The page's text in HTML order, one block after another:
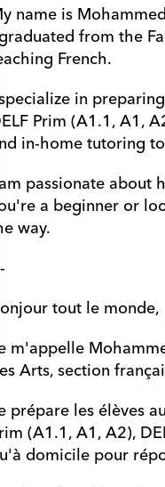
name is
from the
French.
in
Prim (A1.1, A1,
in-home tutoring
passionate about
a beginner or
way.
tout le monde,
m'appelle
Arts, section
prépare les élèves
(A1.1, A1, A2),
domicile pour